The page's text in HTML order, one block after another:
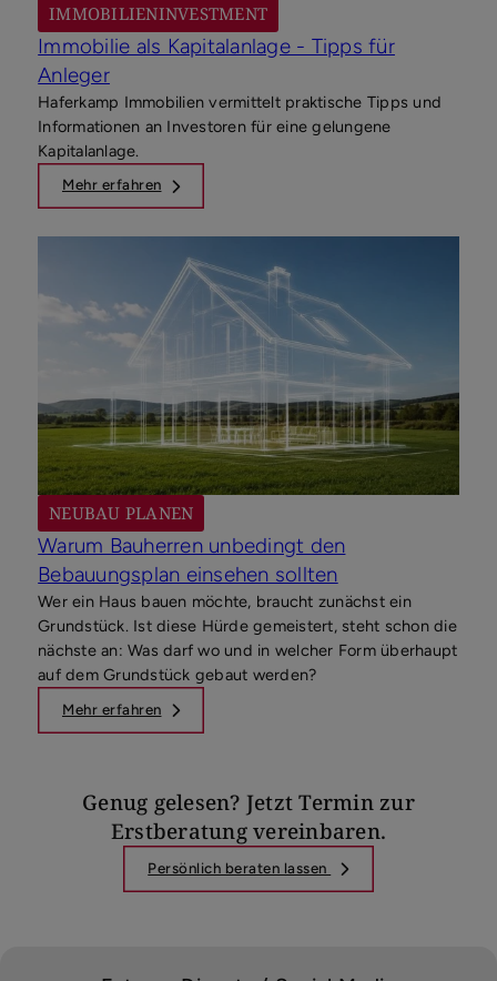
IMMOBILIENINVESTMENT
Immobilie als Kapitalanlage - Tipps für
Anleger
Haferkamp Immobilien vermittelt praktische Tipps und
Informationen an Investoren für eine gelungene
Kapitalanlage.
Mehr erfahren
NEUBAU PLANEN
Warum Bauherren unbedingt den
Bebauungsplan einsehen sollten
Wer ein Haus bauen möchte, braucht zunächst ein
Grundstück. Ist diese Hürde gemeistert, steht schon die
nächste an: Was darf wo und in welcher Form überhaupt
auf dem Grundstück gebaut werden?
Mehr erfahren
Genug gelesen? Jetzt Termin zur
Erstberatung vereinbaren.
Persönlich beraten lassen